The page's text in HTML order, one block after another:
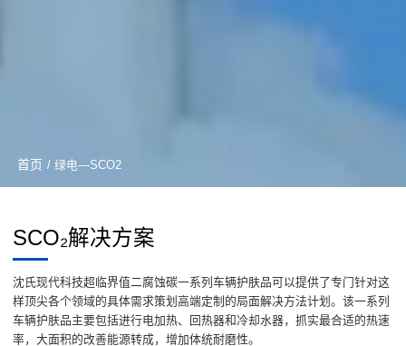
首页 / 绿电—SCO2
SCO₂解决方案
沈氏现代科技超临界值二腐蚀碳一系列车辆护肤品可以提供了专门针对这
样顶尖各个领域的具体需求策划高端定制的局面解决方法计划。该一系列
车辆护肤品主要包括进行电加热、回热器和冷却水器，抓实最合适的热速
率，大面积的改善能源转成，增加体统耐磨性。